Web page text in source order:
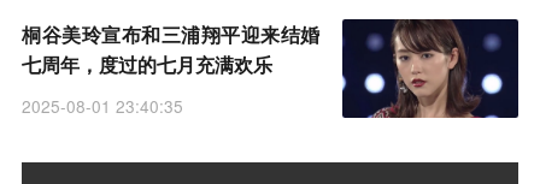
桐谷美玲宣布和三浦翔平迎来结婚
七周年，度过的七月充满欢乐
2025-08-01 23:40:35